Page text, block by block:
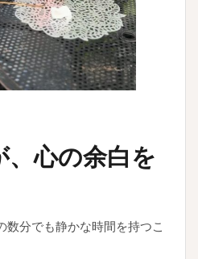
心の余白を
数分でも静かな時間を持つこ